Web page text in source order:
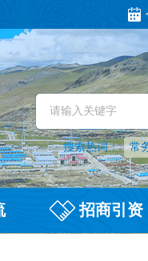
搜索热词： 常
招商引资